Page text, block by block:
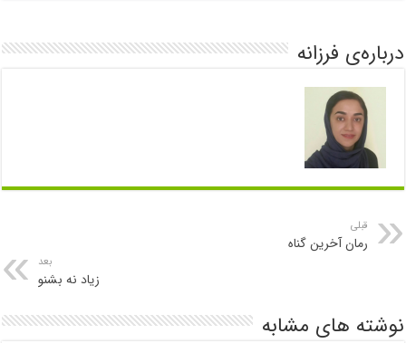
درباره‌ی فرزانه
قبلی
رمان آخرین گناه
بعد
زیاد نه بشنو
نوشته های مشابه